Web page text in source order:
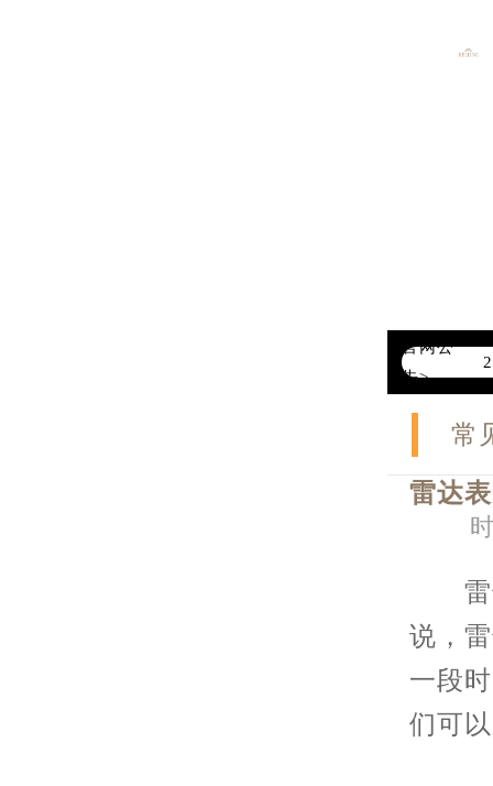
官网公
告>
常
雷达
雷达
说，
一段
们可